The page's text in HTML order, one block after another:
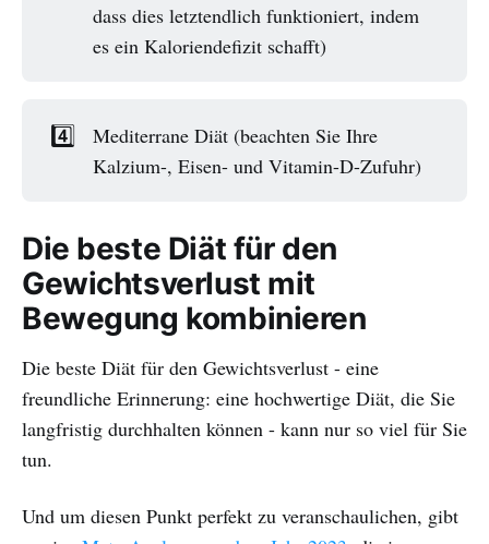
dass dies letztendlich funktioniert, indem
es ein Kaloriendefizit schafft)
4️⃣
Mediterrane Diät (beachten Sie Ihre
Kalzium-, Eisen- und Vitamin-D-Zufuhr)
Die beste Diät für den
Gewichtsverlust mit
Bewegung kombinieren
Die beste Diät für den Gewichtsverlust - eine
freundliche Erinnerung: eine hochwertige Diät, die Sie
langfristig durchhalten können - kann nur so viel für Sie
tun.
Und um diesen Punkt perfekt zu veranschaulichen, gibt